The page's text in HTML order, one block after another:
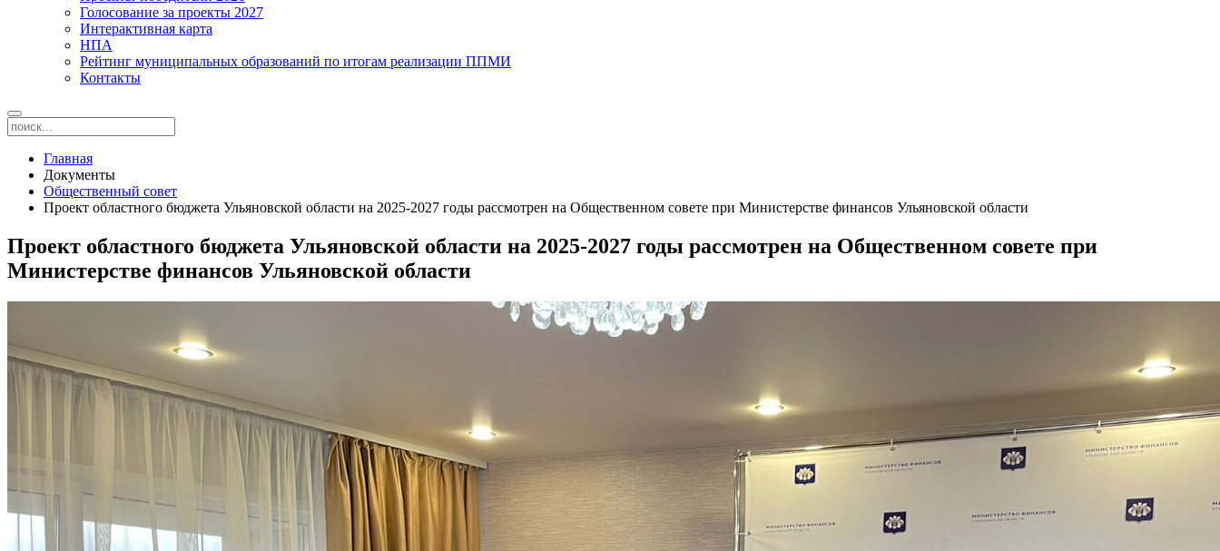
Голосование за проекты 2027
Интерактивная карта
НПА
Рейтинг муниципальных образований по итогам реализации ППМИ
Контакты
Главная
Документы
Общественный совет
Проект областного бюджета Ульяновской области на 2025-2027 годы рассмотрен на Общественном совете при Министерстве финансов Ульяновской области
Проект областного бюджета Ульяновской области на 2025-2027 годы рассмотрен на Общественном совете при
Министерстве финансов Ульяновской области